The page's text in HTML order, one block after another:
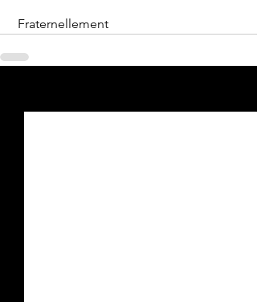
Fraternellement